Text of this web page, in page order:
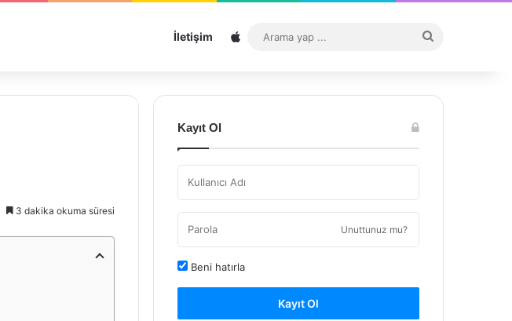
İletişim Sitemap
...
3 dakika okuma süresi
Kayıt Ol
Unuttunuz mu?
Beni hatırla
Kayıt Ol